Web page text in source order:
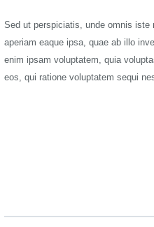
Sed ut perspiciatis, unde omnis iste
aperiam eaque ipsa, quae ab illo
enim ipsam voluptatem, quia
eos, qui ratione voluptatem sequi